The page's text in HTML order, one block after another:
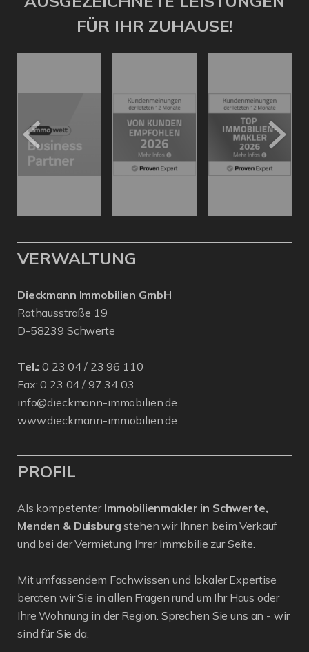
FÜR IHR ZUHAUSE!
VERWALTUNG
Dieckmann Immobilien GmbH
Rathausstraße 19
D-58239 Schwerte
Tel.: 0 23 04 / 23 96 110
Fax: 0 23 04 / 97 34 03
info@dieckmann-immobilien.de
www.dieckmann-immobilien.de
PROFIL
Als kompetenter Immobilienmakler in Schwerte,
Menden & Duisburg stehen wir Ihnen beim Verkauf
und bei der Vermietung Ihrer Immobilie zur Seite.
Mit umfassendem Fachwissen und lokaler Expertise
beraten wir Sie in allen Fragen rund um Ihr Haus oder
Ihre Wohnung in der Region. Sprechen Sie uns an - wir
sind für Sie da.